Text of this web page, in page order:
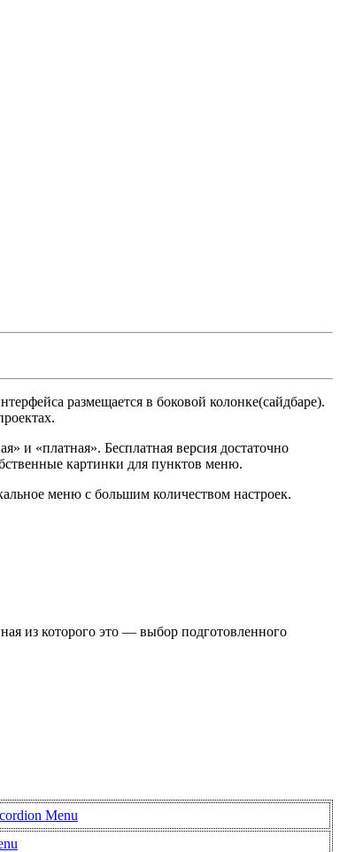
размещается в боковой колонке(сайдбаре).
и «платная». Бесплатная версия достаточно
картинки для пунктов меню.
меню с большим количеством настроек.
из которого это — выбор подготовленного
Menu